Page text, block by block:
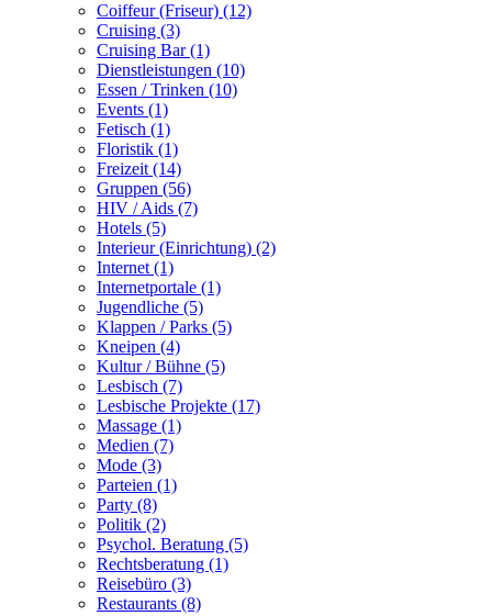
Coiffeur (Friseur) (12)
Cruising (3)
Cruising Bar (1)
Dienstleistungen (10)
Essen / Trinken (10)
Events (1)
Fetisch (1)
Floristik (1)
Freizeit (14)
Gruppen (56)
HIV / Aids (7)
Hotels (5)
Interieur (Einrichtung) (2)
Internet (1)
Internetportale (1)
Jugendliche (5)
Klappen / Parks (5)
Kneipen (4)
Kultur / Bühne (5)
Lesbisch (7)
Lesbische Projekte (17)
Massage (1)
Medien (7)
Mode (3)
Parteien (1)
Party (8)
Politik (2)
Psychol. Beratung (5)
Rechtsberatung (1)
Reisebüro (3)
Restaurants (8)